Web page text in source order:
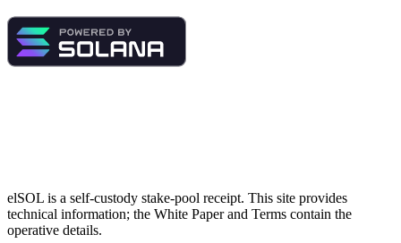
elSOL is a self-custody stake-pool receipt. This site provides
technical information; the White Paper and Terms contain the
operative details.